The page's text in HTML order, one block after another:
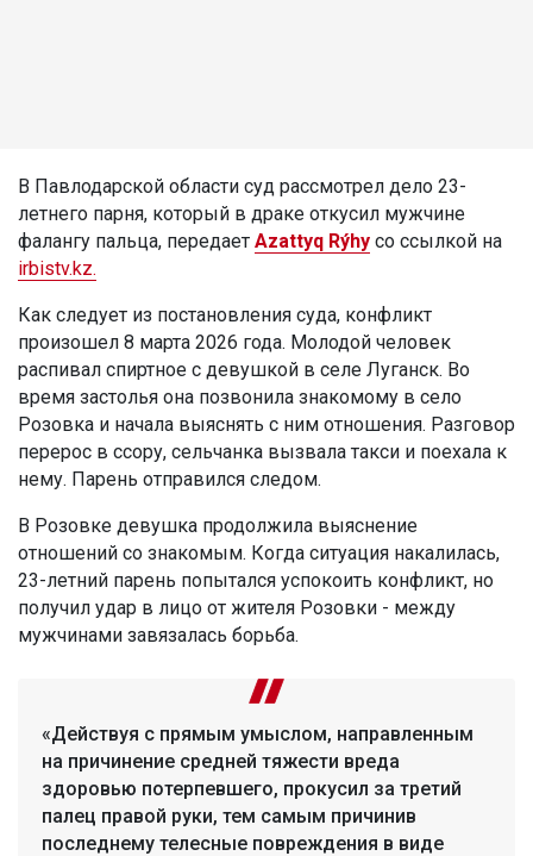
В Павлодарской области суд рассмотрел дело 23-
летнего парня, который в драке откусил мужчине
фалангу пальца, передает Azattyq Rýhy со ссылкой на
irbistv.kz.
Как следует из постановления суда, конфликт
произошел 8 марта 2026 года. Молодой человек
распивал спиртное с девушкой в селе Луганск. Во
время застолья она позвонила знакомому в село
Розовка и начала выяснять с ним отношения. Разговор
перерос в ссору, сельчанка вызвала такси и поехала к
нему. Парень отправился следом.
В Розовке девушка продолжила выяснение
отношений со знакомым. Когда ситуация накалилась,
23-летний парень попытался успокоить конфликт, но
получил удар в лицо от жителя Розовки - между
мужчинами завязалась борьба.
«Действуя с прямым умыслом, направленным
на причинение средней тяжести вреда
здоровью потерпевшего, прокусил за третий
палец правой руки, тем самым причинив
последнему телесные повреждения в виде